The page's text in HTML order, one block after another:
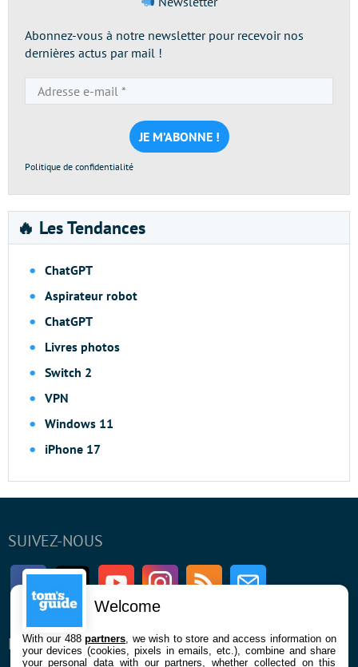
Abonnez-vous à notre newsletter pour recevoir nos
dernières actus par mail !
e-
mail
*
Politique de confidentialité
🔥 Les Tendances
ChatGPT
Aspirateur robot
ChatGPT
Livres photos
Switch 2
VPN
Windows 11
iPhone 17
SUIVEZ-NOUS
FacebookTwitter Youtube InstagramRSS Newsletter
ENTREPRISE À PROPOS
Welcome
With our 488partners , we wish to store and access information on
your devices (cookies, pixels in emails, etc.), combine and share
your personal data with our partners, whether collected on this